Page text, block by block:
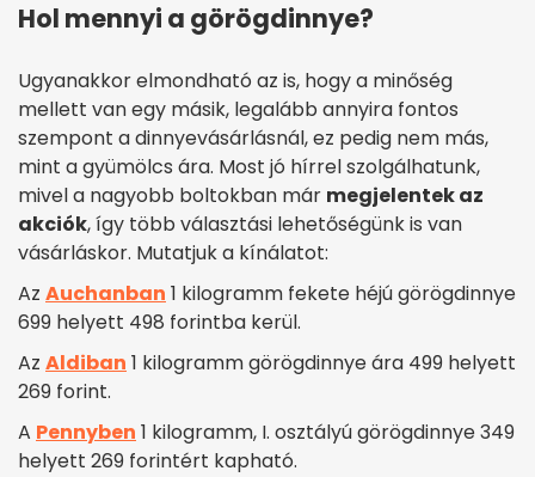
Hol mennyi a görögdinnye?
Ugyanakkor elmondható az is, hogy a minőség
mellett van egy másik, legalább annyira fontos
szempont a dinnyevásárlásnál, ez pedig nem más,
mint a gyümölcs ára. Most jó hírrel szolgálhatunk,
mivel a nagyobb boltokban már megjelentek az
akciók, így több választási lehetőségünk is van
vásárláskor. Mutatjuk a kínálatot:
Az Auchanban 1 kilogramm fekete héjú görögdinnye
699 helyett 498 forintba kerül.
Az Aldiban 1 kilogramm görögdinnye ára 499 helyett
269 forint.
A Pennyben 1 kilogramm, I. osztályú görögdinnye 349
helyett 269 forintért kapható.